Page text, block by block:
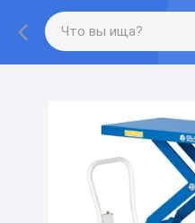
gtag('config', 'G-
"SameSite=None;Secure"});